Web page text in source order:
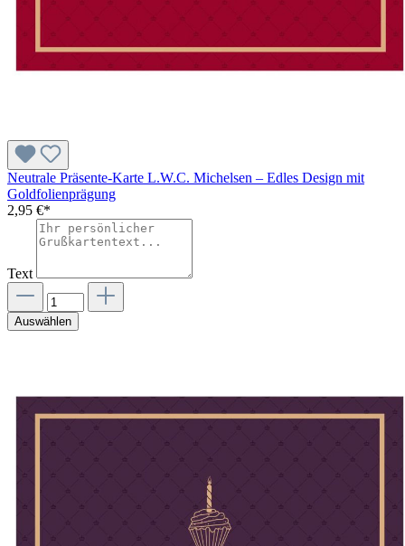
Neutrale Präsente-Karte L.W.C. Michelsen – Edles Design mit
Goldfolienprägung
2,95 €*
Text
Auswählen